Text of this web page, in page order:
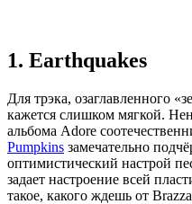
1. Earthquakes
Для трэка, озаглавленного
кажется слишком мягкой.
альбома Adore
Pumpkins замечательно
оптимистический настрой
задает настроение всей
такое, какого ждешь от